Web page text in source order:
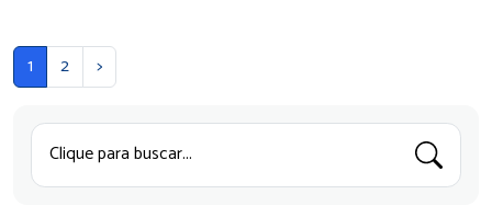
1 2 >
Clique para buscar...